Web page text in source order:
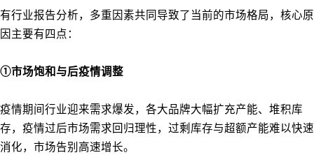
有行业报告分析，多重因素共同导致了当前的市场格局，核心原
因主要有四点：
①市场饱和与后疫情调整
疫情期间行业迎来需求爆发，各大品牌大幅扩充产能、堆积库
存，疫情过后市场需求回归理性，过剩库存与超额产能难以快速
消化，市场告别高速增长。